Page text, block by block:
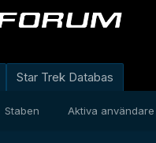
Staben Aktiva användare
Star Trek Databas